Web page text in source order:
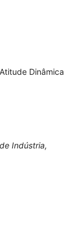
Dinâmica
Indústria,